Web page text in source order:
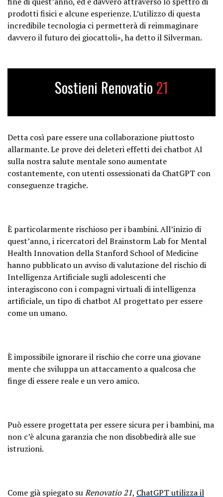
prodotti fisici e alcune esperienze. L’utilizzo di questa
incredibile tecnologia ci permetterà di reimmaginare
davvero il futuro dei giocattoli», ha detto il Silverman.
Sostieni Renovatio 21
Detta così pare essere una collaborazione piuttosto
allarmante. Le prove dei deleteri effetti dei chatbot AI
sulla nostra salute mentale sono aumentate
costantemente, con utenti ossessionati da ChatGPT con
conseguenze tragiche.
È particolarmente rischioso per i bambini. All’inizio di
quest’anno, i ricercatori del Brainstorm Lab for Mental
Health Innovation della Stanford School of Medicine
hanno pubblicato un avviso di valutazione del rischio di
Intelligenza Artificiale sugli adolescenti che
interagiscono con i compagni virtuali di intelligenza
artificiale, un tipo di chatbot AI progettato per essere
come un umano.
È impossibile ignorare il rischio che corre una giovane
mente che sviluppa un attaccamento a qualcosa che
finge di essere reale e un vero amico.
Può essere progettata per essere sicura per i bambini, ma
non c’è alcuna garanzia che non disobbedirà alle sue
istruzioni.
Come già spiegato suRenovatio 21, ChatGPT utilizza il